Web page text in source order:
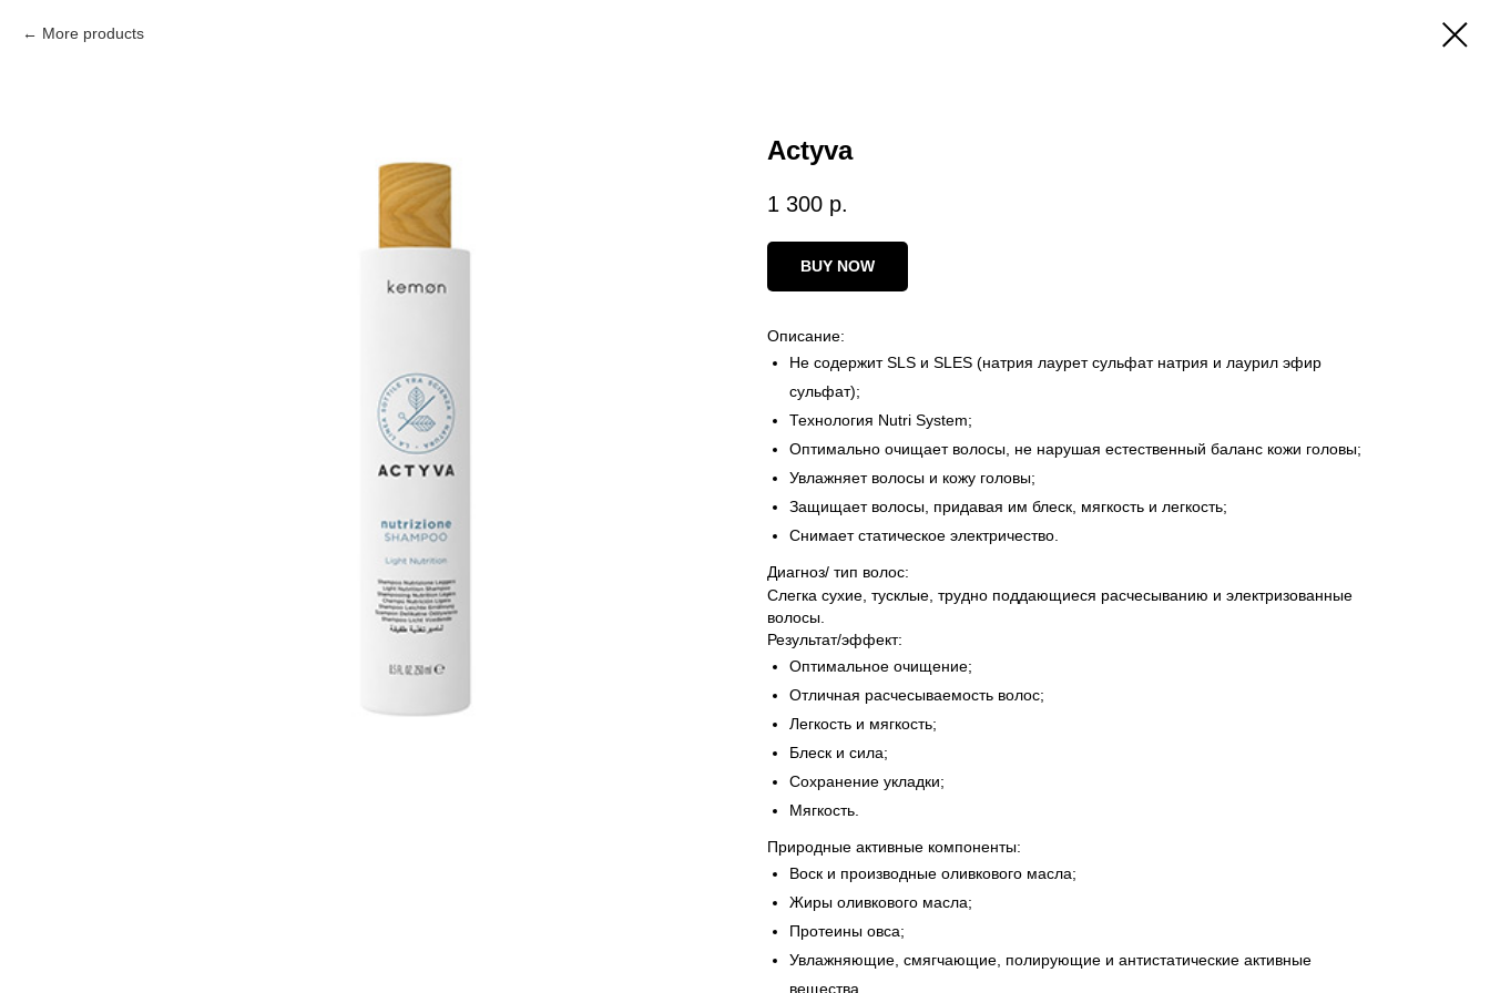
More products
Actyva
1 300 р.
BUY NOW
Описание:
Не содержит SLS и SLES (натрия лаурет сульфат натрия и лаурил эфир
сульфат);
Технология Nutri System;
Оптимально очищает волосы, не нарушая естественный баланс кожи головы;
Увлажняет волосы и кожу головы;
Защищает волосы, придавая им блеск, мягкость и легкость;
Снимает статическое электричество.
Диагноз/ тип волос:
Слегка сухие, тусклые, трудно поддающиеся расчесыванию и электризованные
волосы.
Результат/эффект:
Оптимальное очищение;
Отличная расчесываемость волос;
Легкость и мягкость;
Блеск и сила;
Сохранение укладки;
Мягкость.
Природные активные компоненты:
Воск и производные оливкового масла;
Жиры оливкового масла;
Протеины овса;
Увлажняющие, смягчающие, полирующие и антистатические активные
вещества.